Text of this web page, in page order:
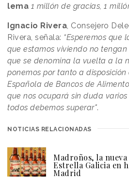
lema 1 millón de gracias, 1
Ignacio Rivera, Consejero
Rivera, señala: “Esperemos que
que estamos viviendo no
que se denomina la vuelta a la
ponemos por tanto a
Española de Bancos de
que nos ocupará sin duda
todos debemos superar".
NOTICIAS RELACIONADAS
Madroños, la
Estrella Galicia en
Madrid